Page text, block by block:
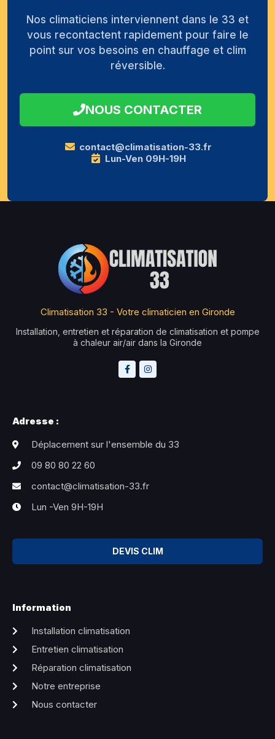
Nos climaticiens interviennent dans le 33 et
vous recontactent rapidement pour faire le
point sur vos besoins en chauffage et clim
réversible.
NOUS CONTACTER
contact@climatisation-33.fr
Lun-Ven 09H-19H
Climatisation 33 - Votre climaticien en Gironde
Installation, entretien et réparation de climatisation et pompe
à chaleur air/air dans la Gironde
Adresse :
Déplacement sur l'ensemble du 33
09 80 80 22 60
contact@climatisation-33.fr
Lun -Ven 9H-19H
DEVIS CLIM
Information
Installation climatisation
Entretien climatisation
Réparation climatisation
Notre entreprise
Nous contacter